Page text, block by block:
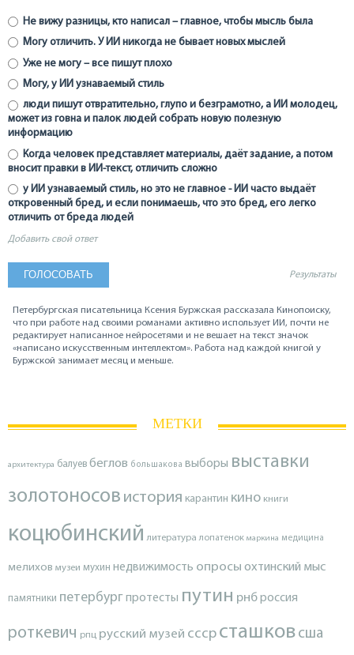
Не вижу разницы, кто написал – главное, чтобы мысль была
Могу отличить. У ИИ никогда не бывает новых мыслей
Уже не могу – все пишут плохо
Могу, у ИИ узнаваемый стиль
люди пишут отвратительно, глупо и безграмотно, а ИИ молодец,
может из говна и палок людей собрать новую полезную
информацию
Когда человек представляет материалы, даёт задание, а потом
вносит правки в ИИ-текст, отличить сложно
у ИИ узнаваемый стиль, но это не главное - ИИ часто выдаёт
откровенный бред, и если понимаешь, что это бред, его легко
отличить от бреда людей
Добавить свой ответ
Результаты
Петербургская писательница Ксения Буржская рассказала Кинопоиску,
что при работе над своими романами активно использует ИИ, почти не
редактирует написанное нейросетями и не вешает на текст значок
«написано искусственным интеллектом». Работа над каждой книгой у
Буржской занимает месяц и меньше.
МЕТКИ
архитектура балуев беглов большакова выборы выставки
золотоносов история карантин кино книги
коцюбинский литература лопатенок маркина медицина
мелихов музеи мухин недвижимость опросы охтинский мыс
памятники петербургпротесты путин рнброссия
роткевич рпц русский музей ссср сташков сша